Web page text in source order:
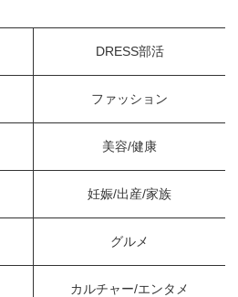
DRESS部活
ファッション
美容/健康
妊娠/出産/家族
グルメ
カルチャー/エンタメ